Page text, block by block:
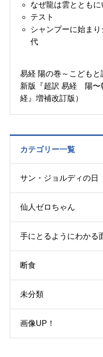
なぜ龍は雲ととも
テスト
シャンプーに始ま
代
易経 陽の巻～こどもと
新版『超訳 易経 陽〜
経』増補改訂版）
カテゴリー一覧
サン・ジョルディの日
仙人ゼロちゃん
手にとるようにわかる
断食
未分類
画像UP！